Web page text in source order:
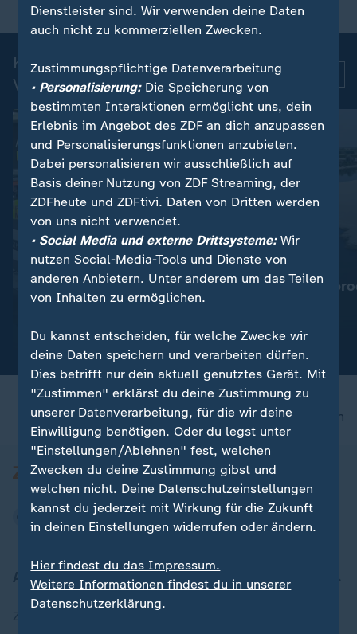
Kurznachrichten: Aktuelle
Videos
Für Reisende aus Italien:
Spanien führt
Grenzkontrollen ein
Video
Wassermangel im Po
Italien:
Video 1:53
nach oben
Aktuell bei ZDFheute
Dienstleister sind. Wir verwenden deine Daten
auch nicht zu kommerziellen Zwecken.
Zustimmungspflichtige Datenverarbeitung
• Personalisierung:Die Speicherung von
bestimmten Interaktionen ermöglicht uns, dein
Erlebnis im Angebot des ZDF an dich anzupassen
und Personalisierungsfunktionen anzubieten.
Dabei personalisieren wir ausschließlich auf
Basis deiner Nutzung von ZDF Streaming, der
ZDFheute und ZDFtivi. Daten von Dritten werden
von uns nicht verwendet.
• Social Media und externe Drittsysteme:Wir
nutzen Social-Media-Tools und Dienste von
anderen Anbietern. Unter anderem um das Teilen
von Inhalten zu ermöglichen.
Du kannst entscheiden, für welche Zwecke wir
deine Daten speichern und verarbeiten dürfen.
Dies betrifft nur dein aktuell genutztes Gerät. Mit
"Zustimmen" erklärst du deine Zustimmung zu
unserer Datenverarbeitung, für die wir deine
Einwilligung benötigen. Oder du legst unter
"Einstellungen/Ablehnen" fest, welchen
Zwecken du deine Zustimmung gibst und
welchen nicht. Deine Datenschutzeinstellungen
kannst du jederzeit mit Wirkung für die Zukunft
in deinen Einstellungen widerrufen oder ändern.
Hier findest du das Impressum.
Weitere Informationen findest du in unserer
Datenschutzerklärung.